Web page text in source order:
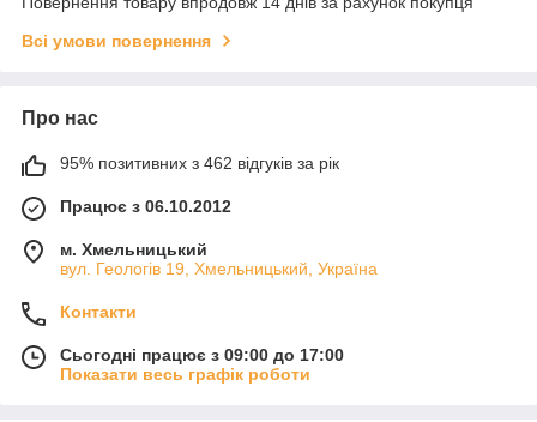
Всі умови повернення
Про нас
95% позитивних з 462 відгуків за рік
Працює з 06.10.2012
м. Хмельницький
вул. Геологів 19, Хмельницький, Україна
Контакти
Сьогодні працює з 09:00 до 17:00
Показати весь графік роботи